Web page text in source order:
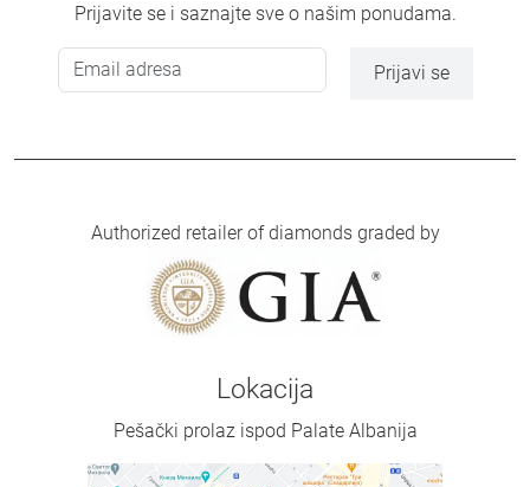
Prijavite se i saznajte sve o našim ponudama.
Prijavi se
Authorized retailer of diamonds graded by
Lokacija
Pešački prolaz ispod Palate Albanija